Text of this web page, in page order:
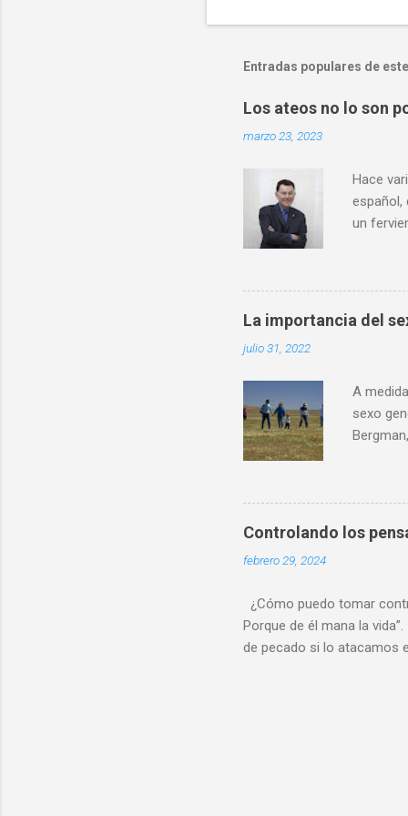
Entradas populares de
Los ateos no lo son
marzo 23, 2023
Hace
español,
un
hablar
La importancia del
julio 31, 2022
A
sexo
disforia
cuerpo
Controlando los
febrero 29, 2024
¿Cómo puedo tomar
Porque de él mana la
de pecado si lo atacamos
mente ) y pecar (meditar